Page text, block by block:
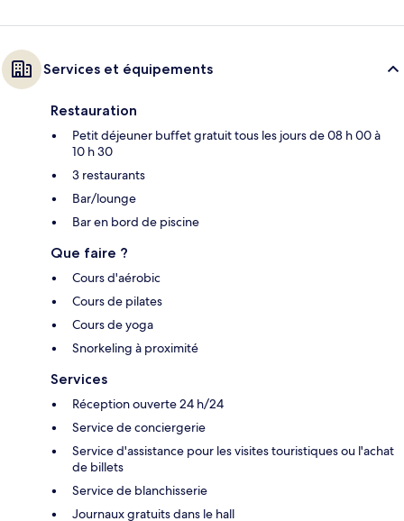
Services et équipements
Restauration
Petit déjeuner buffet gratuit tous les jours de 08 h 00 à
10 h 30
3 restaurants
Bar/lounge
Bar en bord de piscine
Que faire ?
Cours d'aérobic
Cours de pilates
Cours de yoga
Snorkeling à proximité
Services
Réception ouverte 24 h/24
Service de conciergerie
Service d'assistance pour les visites touristiques ou l'achat
de billets
Service de blanchisserie
Journaux gratuits dans le hall